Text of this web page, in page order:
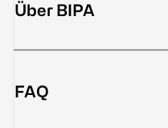
Über BIPA
FAQ